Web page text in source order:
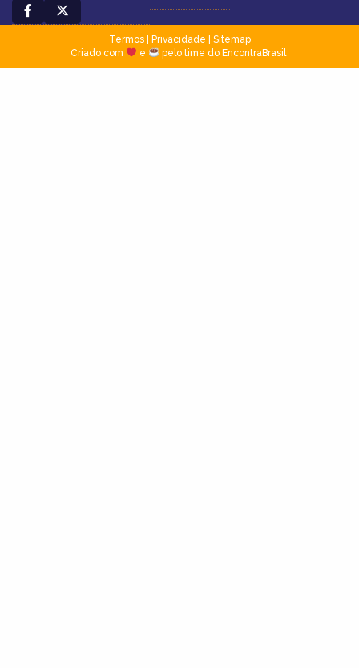
Termos| Privacidade
Sitemap
Criado com
e pelo time do EncontraBrasil